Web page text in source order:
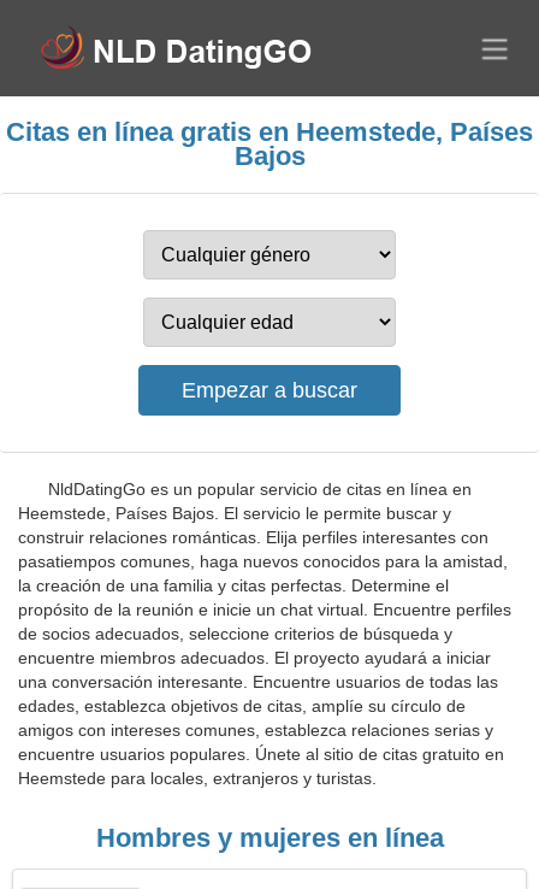
Citas en línea gratis en Heemstede, Países
Bajos
NldDatingGo es un popular servicio de citas en línea en
Heemstede, Países Bajos. El servicio le permite buscar y
construir relaciones románticas. Elija perfiles interesantes con
pasatiempos comunes, haga nuevos conocidos para la amistad,
la creación de una familia y citas perfectas. Determine el
propósito de la reunión e inicie un chat virtual. Encuentre perfiles
de socios adecuados, seleccione criterios de búsqueda y
encuentre miembros adecuados. El proyecto ayudará a iniciar
una conversación interesante. Encuentre usuarios de todas las
edades, establezca objetivos de citas, amplíe su círculo de
amigos con intereses comunes, establezca relaciones serias y
encuentre usuarios populares. Únete al sitio de citas gratuito en
Heemstede para locales, extranjeros y turistas.
Hombres y mujeres en línea